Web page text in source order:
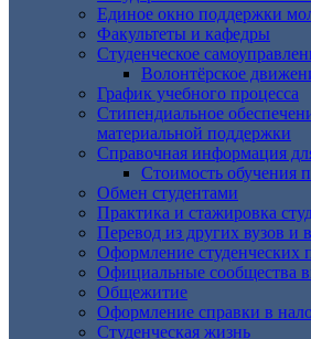
Единое окно поддержки
Факультеты и кафедры
Студенческое
Волонтёрское
График учебного процесса
Стипендиальное
материальной поддержки
Справочная информация
Cтоимость обучения
Обмен студентами
Практика и стажировка
Перевод из других вузов и
Оформление студенческих
Официальные сообщества
Общежитие
Оформление справки в
Студенческая жизнь